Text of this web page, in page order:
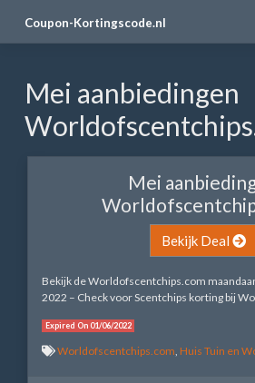
Coupon-Kortingscode.nl
Mei aanbiedingen
Mei
Bekijk Deal
Bekijk de Worldofscentchips.com
2022 – Check voor Scentchips korting bij
Expired On 01/06/2022
Worldofscentchips.com Huis Tuin en